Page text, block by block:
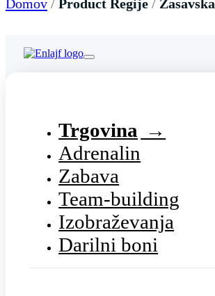
Domov / Product Regije / Zasavska
Trgovina
Adrenalin
Zabava
Team-building
Izobraževanja
Darilni boni